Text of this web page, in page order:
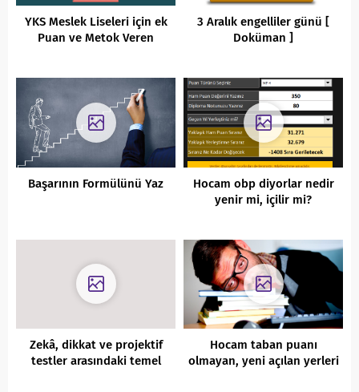
YKS Meslek Liseleri için ek
Puan ve Metok Veren
3 Aralık engelliler günü [
Doküman ]
Başarının Formülünü Yaz
Hocam obp diyorlar nedir
yenir mi, içilir mi?
Zekâ, dikkat ve projektif
testler arasındaki temel
Hocam taban puanı
olmayan, yeni açılan yerleri